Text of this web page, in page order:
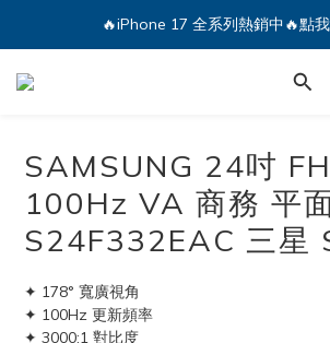
🔥iPhone 17 全系列熱銷中🔥點
💕加入Q哥 Line 新好友領優惠
🔥iPhone 17 全系列熱銷中🔥點
SAMSUNG 24吋
100Hz VA 商務 平
S24F332EAC 三星
✦ 178° 寬廣視角
✦ 100Hz 更新頻率
✦ 3000:1 對比度